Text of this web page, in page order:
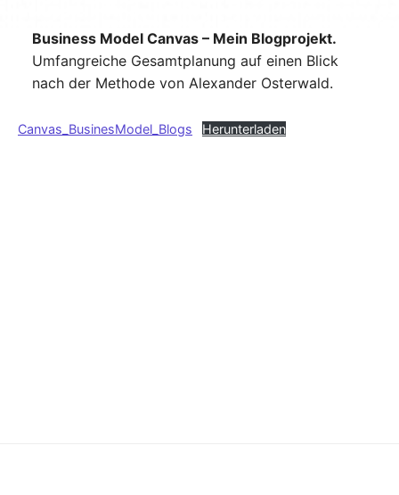
Business Model Canvas – Mein Blogprojekt.
Umfangreiche Gesamtplanung auf einen Blick
nach der Methode von Alexander Osterwald.
Canvas_BusinesModel_Blogs Herunterladen